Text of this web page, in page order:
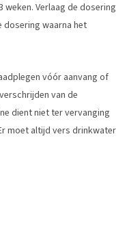
Verlaag de dosering
dosering waarna het
vóór aanvang of
van de
dient niet ter vervanging
moet altijd vers drinkwater